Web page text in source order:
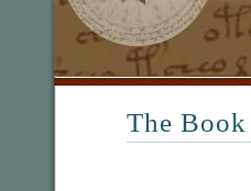
The Book